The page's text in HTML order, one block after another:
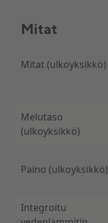
Mitat
Mitat (ulkoyksikkö)
Melutaso
(ulkoyksikkö)
Paino (ulkoyksikkö)
Integroitu